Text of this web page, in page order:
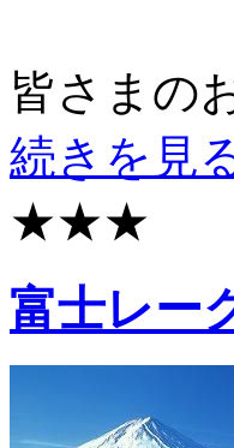
皆さまの
続きを見
★★★
富士レー